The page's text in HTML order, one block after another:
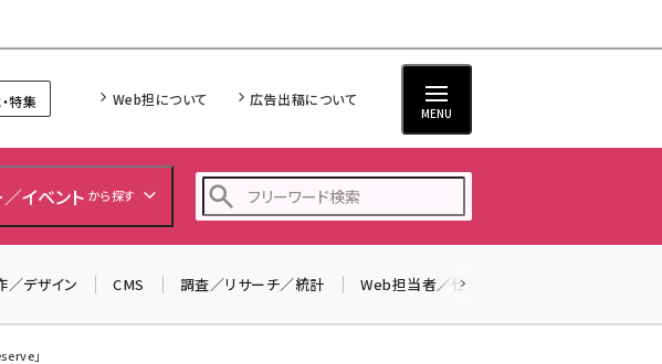
特集 Web担について 広告出稿について
MENU
イベント から探す
／デザイン CMS 調査／リサーチ／統計 Web担当者／仕事
」
でプレゼントを